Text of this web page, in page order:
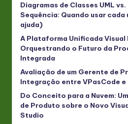
Diagramas de Classes UML
Sequência: Quando usar cada
ajuda)
A Plataforma Unificada Visual
Orquestrando o Futuro da
Integrada
Avaliação de um Gerente de
Integração entre VPasCode e
Do Conceito para a Nuvem:
de Produto sobre o Novo
Studio